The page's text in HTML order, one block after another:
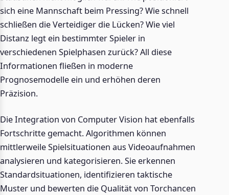
sich eine Mannschaft beim Pressing? Wie schnell
schließen die Verteidiger die Lücken? Wie viel
Distanz legt ein bestimmter Spieler in
verschiedenen Spielphasen zurück? All diese
Informationen fließen in moderne
Prognosemodelle ein und erhöhen deren
Präzision.
Die Integration von Computer Vision hat ebenfalls
Fortschritte gemacht. Algorithmen können
mittlerweile Spielsituationen aus Videoaufnahmen
analysieren und kategorisieren. Sie erkennen
Standardsituationen, identifizieren taktische
Muster und bewerten die Qualität von Torchancen